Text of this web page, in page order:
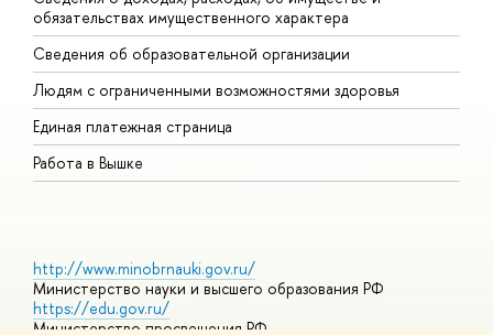
обязательствах имущественного характера
Сведения об образовательной организации
Людям с ограниченными возможностями здоровья
Единая платежная страница
Работа в Вышке
http://www.minobrnauki.gov.ru/
Министерство науки и высшего образования РФ
https://edu.gov.ru/
Министерство просвещения РФ